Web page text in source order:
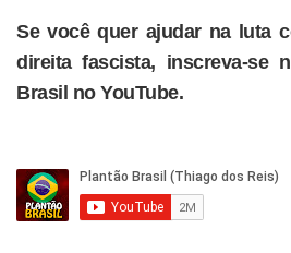
Se você quer ajudar na luta
direita fascista, inscreva-se
Brasil no YouTube.